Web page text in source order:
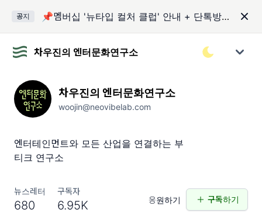
공지 📌멤버십 '뉴타입 컬처 클럽' 안내 + 단톡방 입장 코드
차우진의 엔터문화연구소
차우진의 엔터문화연구소
woojin@neovibelab.com
엔터테인먼트와 모든 산업을 연결하는 부
티크 연구소
뉴스레터
680
구독자
6.95K 응원하기 구독하기